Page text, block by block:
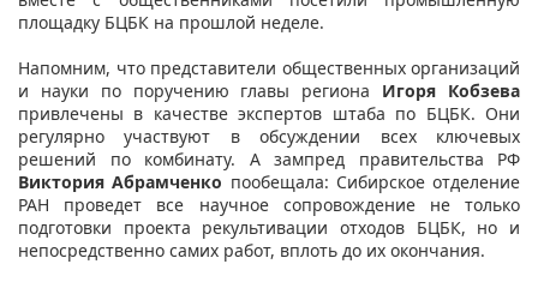
площадку БЦБК на прошлой неделе.
Напомним, что представители общественных организаций
и науки по поручению главы региона Игоря Кобзева
привлечены в качестве экспертов штаба по БЦБК. Они
регулярно участвуют в обсуждении всех ключевых
решений по комбинату. А зампред правительства РФ
Виктория Абрамченко пообещала: Сибирское отделение
РАН проведет все научное сопровождение не только
подготовки проекта рекультивации отходов БЦБК, но и
непосредственно самих работ, вплоть до их окончания.